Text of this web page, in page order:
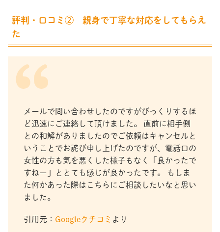
評判・口コミ② 親身で丁寧な対応をしてもらえ
た
メールで問い合わせしたのですがびっくりするほ
ど迅速にご連絡して頂けました。 直前に相手側
との和解がありましたのでご依頼はキャンセルと
いうことでお詫び申し上げたのですが、電話口の
女性の方も気を悪くした様子もなく「良かったで
すねー」ととても感じが良かったです。 もしま
た何かあった際はこちらにご相談したいなと思い
ました。
引用元： Googleクチコミ より